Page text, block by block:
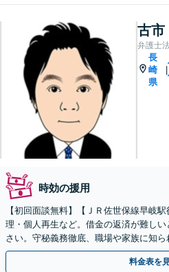
古市
弁護士
長
崎
県
時効の援用
【初回面談無料】【ＪＲ佐世保線早岐
理・個人再生など。借金の返済が難し
さい。守秘義務徹底、職場や家族に知ら
点に計6人弁護士在籍】
料金表を